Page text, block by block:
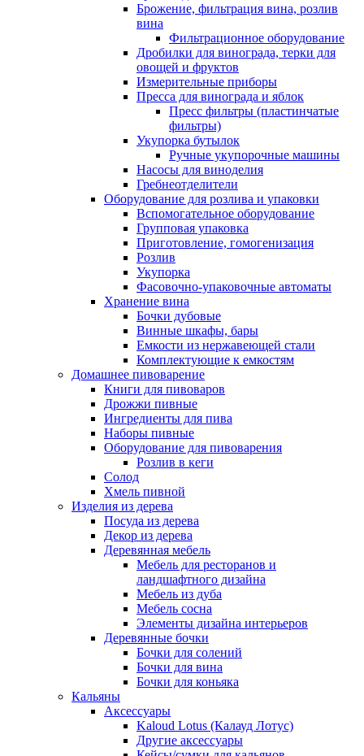
Брожение, фильтрация вина, розлив
вина
Фильтрационное оборудование
Дробилки для винограда, терки для
овощей и фруктов
Измерительные приборы
Пресса для винограда и яблок
Пресс фильтры (пластинчатые
фильтры)
Укупорка бутылок
Ручные укупорочные машины
Насосы для виноделия
Гребнеотделители
Оборудование для розлива и упаковки
Вспомогательное оборудование
Групповая упаковка
Приготовление, гомогенизация
Розлив
Укупорка
Фасовочно-упаковочные автоматы
Хранение вина
Бочки дубовые
Винные шкафы, бары
Емкости из нержавеющей стали
Комплектующие к емкостям
Домашнее пивоварение
Книги для пивоваров
Дрожжи пивные
Ингредиенты для пива
Наборы пивные
Оборудование для пивоварения
Розлив в кеги
Солод
Хмель пивной
Изделия из дерева
Посуда из дерева
Декор из дерева
Деревянная мебель
Мебель для ресторанов и
ландшафтного дизайна
Мебель из дуба
Мебель сосна
Элементы дизайна интерьеров
Деревянные бочки
Бочки для солений
Бочки для вина
Бочки для коньяка
Кальяны
Аксессуары
Kaloud Lotus (Калауд Лотус)
Другие аксессуары